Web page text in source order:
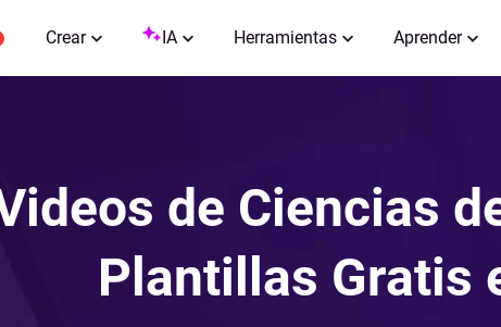
Crear IA Herramientas Aprender
de Ciencias
Plantillas Gratis